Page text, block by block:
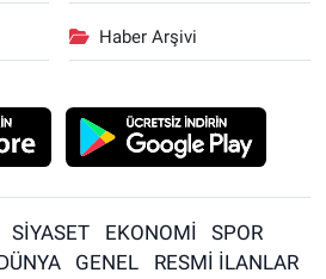
Haber Arşivi
SİYASET EKONOMİ
SPOR
GENEL
RESMİ İLANLAR